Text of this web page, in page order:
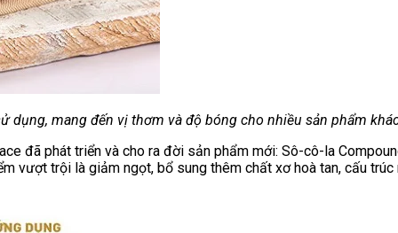
dụng, mang đến vị thơm và độ bóng cho nhiều sản phẩm
đã phát triển và cho ra đời sản phẩm mới: Sô-cô-la
vượt trội là giảm ngọt, bổ sung thêm chất xơ hoà tan, cấu